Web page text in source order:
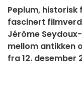
Peplum, historisk
fascinert
Jérôme
mellom antikken
fra 12. desember